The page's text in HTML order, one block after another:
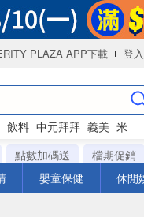
PLAZA APP下載 登入
飲料 中元拜拜 義美 米
點數加碼送 檔期促銷
嬰童保健 休閒